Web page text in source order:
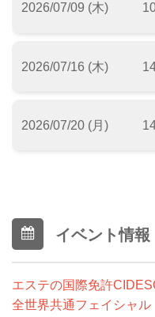
2026/07/09 (木)
2026/07/16 (木)
2026/07/20 (月)
イベント情報
エステの国際免許
全世界共通フェイシャル